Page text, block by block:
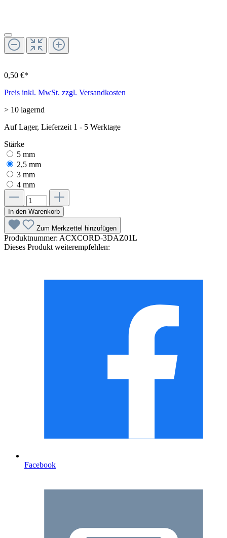
0,50 €*
Preis inkl. MwSt. zzgl. Versandkosten
> 10 lagernd
Auf Lager, Lieferzeit 1 - 5 Werktage
Stärke
5 mm
2,5 mm
3 mm
4 mm
In den Warenkorb
Zum Merkzettel hinzufügen
Produktnummer: ACXCORD-3DAZ01L
Dieses Produkt weiterempfehlen:
Facebook